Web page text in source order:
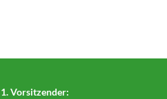
1. Vorsitzender: